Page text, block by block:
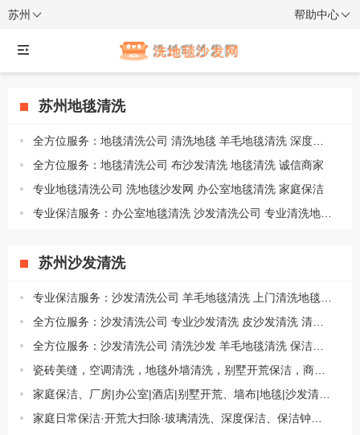
苏州 帮助中心
苏州地毯清洗
全方位服务：地毯清洗公司 清洗地毯 羊毛地毯清洗 深度保洁
全方位服务：地毯清洗公司 布沙发清洗 地毯清洗 诚信商家
专业地毯清洗公司 洗地毯沙发网 办公室地毯清洗 家庭保洁
专业保洁服务：办公室地毯清洗 沙发清洗公司 专业清洗地毯 日常保洁
苏州沙发清洗
专业保洁服务：沙发清洗公司 羊毛地毯清洗 上门清洗地毯 空气净化
全方位服务：沙发清洗公司 专业沙发清洗 皮沙发清洗 清洗服务
全方位服务：沙发清洗公司 清洗沙发 羊毛地毯清洗 保洁上门打扫
瓷砖美缝，空调清洗，地毯外墙清洗，别墅开荒保洁，商场厂房开荒保洁，
家庭保洁、厂房|办公室|酒店|别墅开荒、墙布|地毯|沙发清洗、家电清洗
家庭日常保洁·开荒大扫除·玻璃清洗、深度保洁、保洁钟点工·空调沙发清洗